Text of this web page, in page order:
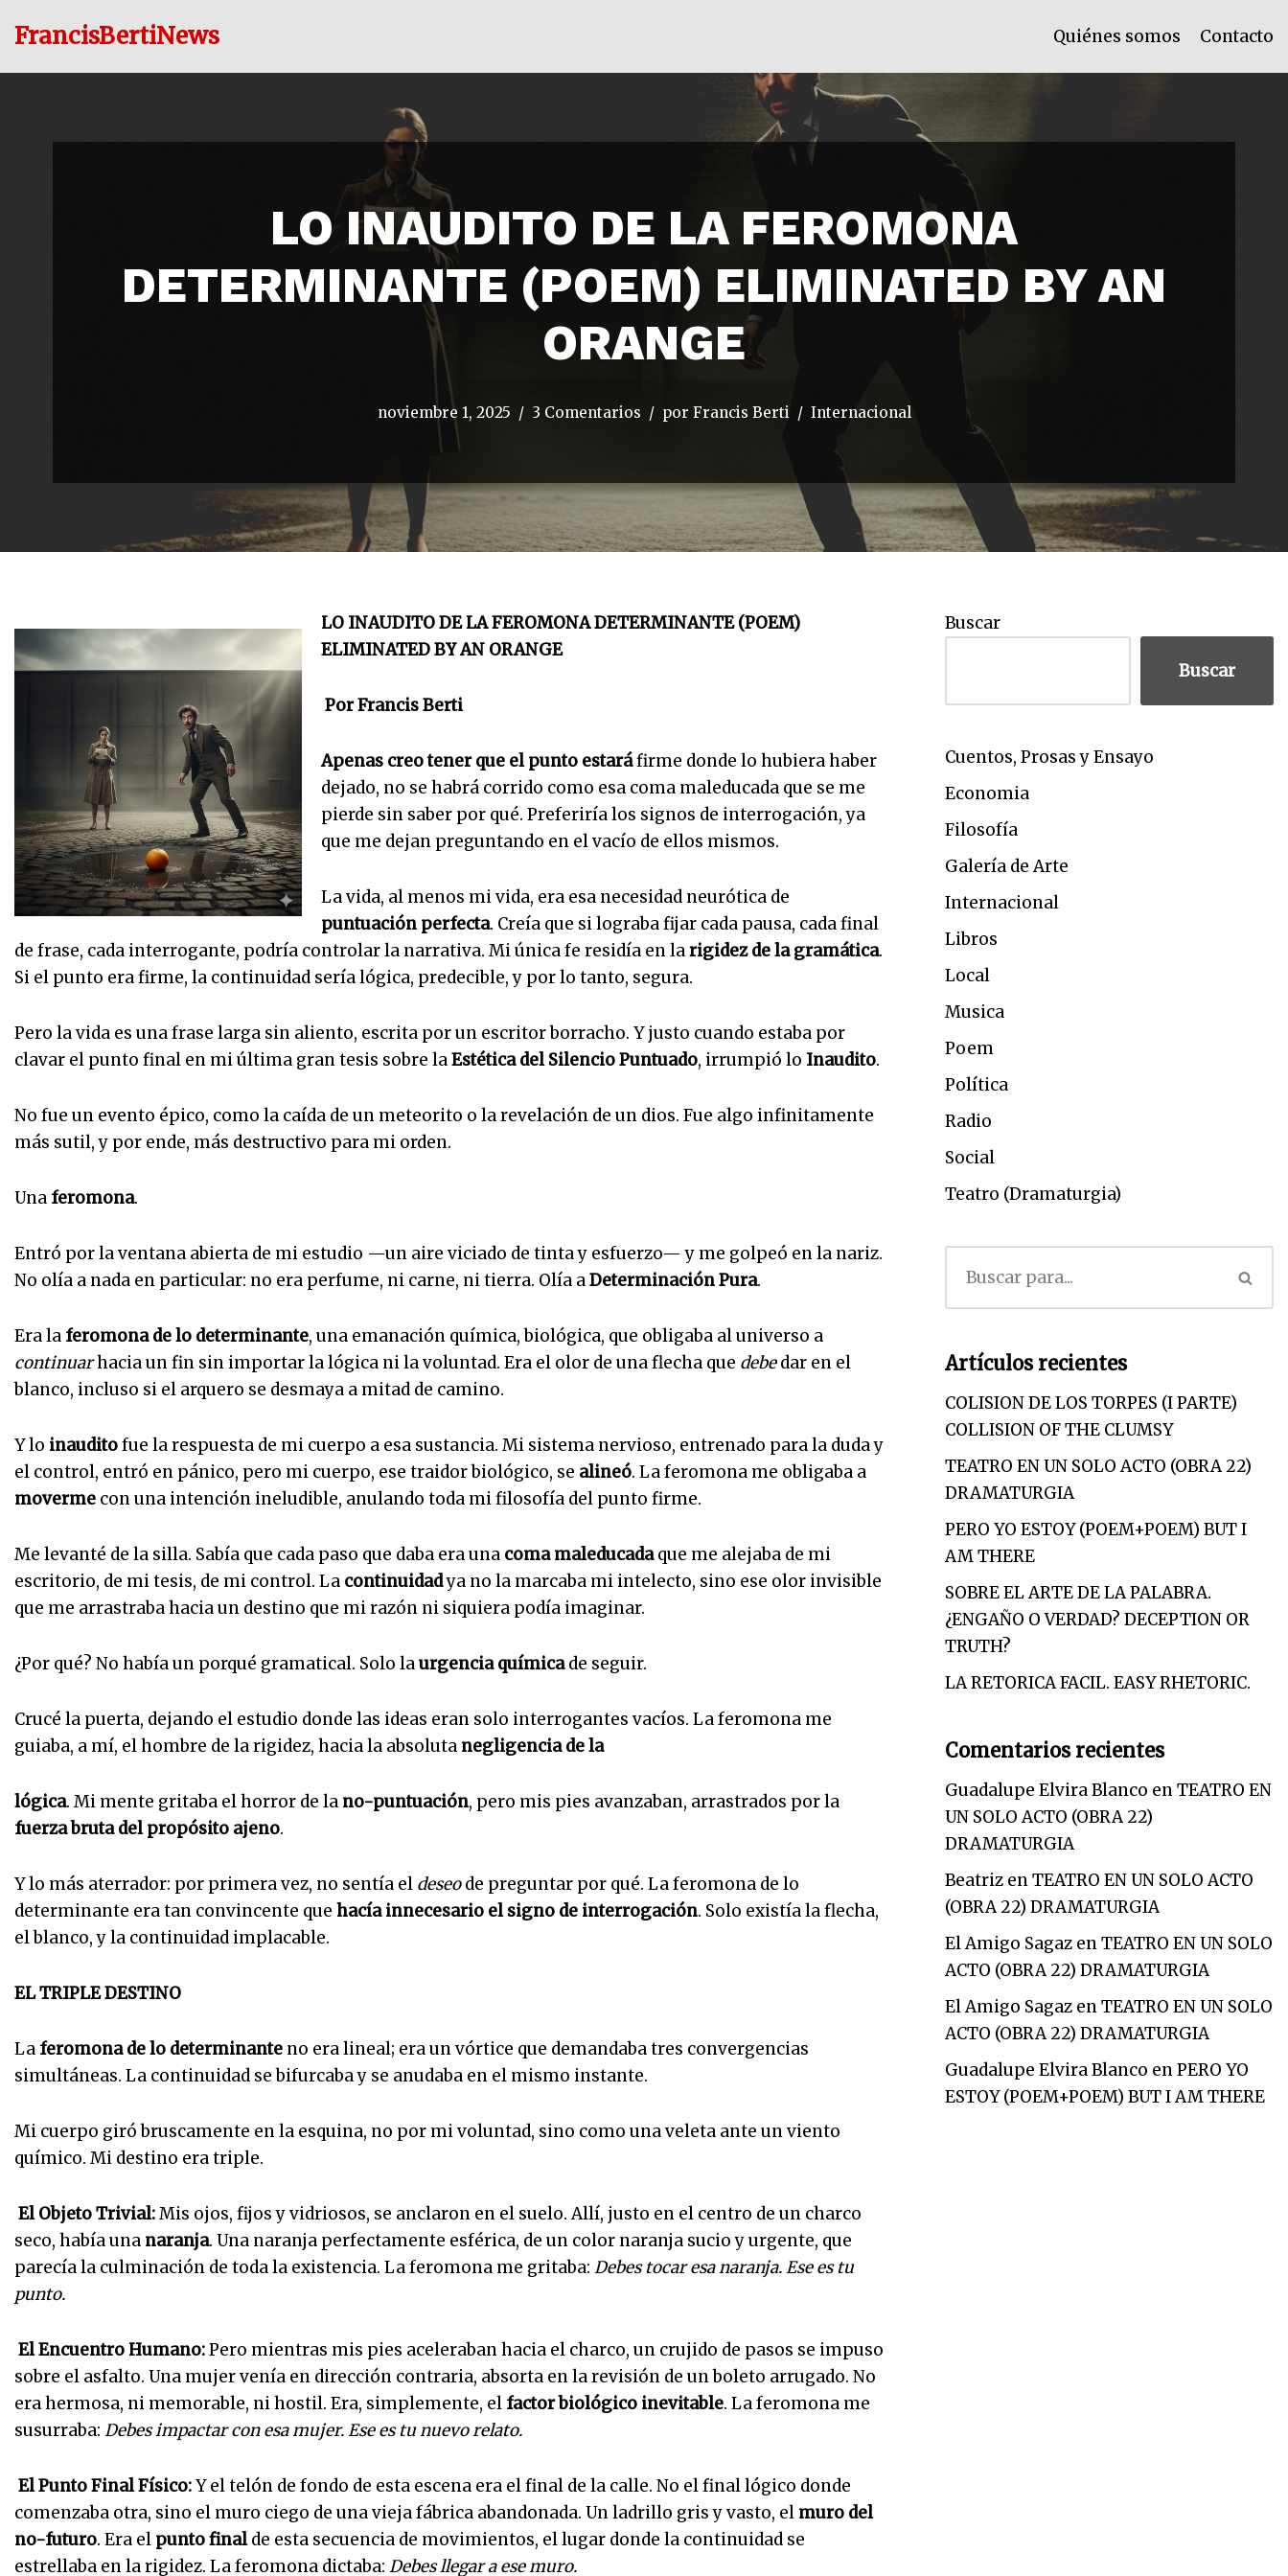
FrancisBertiNews Quiénes somos Contacto
LO INAUDITO DE LA FEROMONA
DETERMINANTE (POEM) ELIMINATED BY AN
ORANGE
noviembre 1, 2025 3 Comentarios por Francis Berti Internacional
LO INAUDITO DE LA FEROMONA DETERMINANTE (POEM)
ELIMINATED BY AN ORANGE
Por Francis Berti
Apenas creo tener que el punto estaráfirme donde lo hubiera haber
dejado, no se habrá corrido como esa coma maleducada que se me
pierde sin saber por qué. Preferiría los signos de interrogación, ya
que me dejan preguntando en el vacío de ellos mismos.
La vida, al menos mi vida, era esa necesidad neurótica de
puntuación perfecta. Creía que si lograba fijar cada pausa, cada final
de frase, cada interrogante, podría controlar la narrativa. Mi única fe residía en larigidez de la gramática.
Si el punto era firme, la continuidad sería lógica, predecible, y por lo tanto, segura.
Pero la vida es una frase larga sin aliento, escrita por un escritor borracho. Y justo cuando estaba por
clavar el punto final en mi última gran tesis sobre laEstética del Silencio Puntuado, irrumpió lo Inaudito.
No fue un evento épico, como la caída de un meteorito o la revelación de un dios. Fue algo infinitamente
más sutil, y por ende, más destructivo para mi orden.
Una feromona.
Entró por la ventana abierta de mi estudio —un aire viciado de tinta y esfuerzo— y me golpeó en la nariz.
No olía a nada en particular: no era perfume, ni carne, ni tierra. Olía aDeterminación Pura.
Era la feromona de lo determinante, una emanación química, biológica, que obligaba al universo a
continuarhacia un fin sin importar la lógica ni la voluntad. Era el olor de una flecha que debedar en el
blanco, incluso si el arquero se desmaya a mitad de camino.
Y lo inauditofue la respuesta de mi cuerpo a esa sustancia. Mi sistema nervioso, entrenado para la duda y
el control, entró en pánico, pero mi cuerpo, ese traidor biológico, se alineó. La feromona me obligaba a
moverme con una intención ineludible, anulando toda mi filosofía del punto firme.
Me levanté de la silla. Sabía que cada paso que daba era una coma maleducadaque me alejaba de mi
escritorio, de mi tesis, de mi control. La continuidadya no la marcaba mi intelecto, sino ese olor invisible
que me arrastraba hacia un destino que mi razón ni siquiera podía imaginar.
¿Por qué? No había un porqué gramatical. Solo laurgencia químicade seguir.
Crucé la puerta, dejando el estudio donde las ideas eran solo interrogantes vacíos. La feromona me
guiaba, a mí, el hombre de la rigidez, hacia la absoluta negligencia de la
lógica. Mi mente gritaba el horror de la no-puntuación, pero mis pies avanzaban, arrastrados por la
fuerza bruta del propósito ajeno.
Y lo más aterrador: por primera vez, no sentía el deseode preguntar por qué. La feromona de lo
determinante era tan convincente que hacía innecesario el signo de interrogación. Solo existía la flecha,
el blanco, y la continuidad implacable.
EL TRIPLE DESTINO
La feromona de lo determinante no era lineal; era un vórtice que demandaba tres convergencias
simultáneas. La continuidad se bifurcaba y se anudaba en el mismo instante.
Mi cuerpo giró bruscamente en la esquina, no por mi voluntad, sino como una veleta ante un viento
químico. Mi destino era triple.
El Objeto Trivial:Mis ojos, fijos y vidriosos, se anclaron en el suelo. Allí, justo en el centro de un charco
seco, había una naranja. Una naranja perfectamente esférica, de un color naranja sucio y urgente, que
parecía la culminación de toda la existencia. La feromona me gritaba: Debes tocar esa naranja. Ese es tu
punto.
El Encuentro Humano:Pero mientras mis pies aceleraban hacia el charco, un crujido de pasos se impuso
sobre el asfalto. Una mujer venía en dirección contraria, absorta en la revisión de un boleto arrugado. No
era hermosa, ni memorable, ni hostil. Era, simplemente, el factor biológico inevitable. La feromona me
susurraba: Debes impactar con esa mujer. Ese es tu nuevo relato.
El Punto Final Físico:Y el telón de fondo de esta escena era el final de la calle. No el final lógico donde
comenzaba otra, sino el muro ciego de una vieja fábrica abandonada. Un ladrillo gris y vasto, el muro del
no-futuro. Era el punto finalde esta secuencia de movimientos, el lugar donde la continuidad se
estrellaba en la rigidez. La feromona dictaba: Debes llegar a ese muro.
Buscar
Buscar
Cuentos, Prosas y Ensayo
Economia
Filosofía
Galería de Arte
Internacional
Libros
Local
Musica
Poem
Política
Radio
Social
Teatro (Dramaturgia)
Artículos recientes
COLISION DE LOS TORPES (I PARTE)
COLLISION OF THE CLUMSY
TEATRO EN UN SOLO ACTO (OBRA 22)
DRAMATURGIA
PERO YO ESTOY (POEM+POEM) BUT I
AM THERE
SOBRE EL ARTE DE LA PALABRA.
¿ENGAÑO O VERDAD? DECEPTION OR
TRUTH?
LA RETORICA FACIL. EASY RHETORIC.
Comentarios recientes
Guadalupe Elvira Blanco enTEATRO EN
UN SOLO ACTO (OBRA 22)
DRAMATURGIA
BeatrizenTEATRO EN UN SOLO ACTO
(OBRA 22) DRAMATURGIA
El Amigo SagazenTEATRO EN UN SOLO
ACTO (OBRA 22) DRAMATURGIA
El Amigo SagazenTEATRO EN UN SOLO
ACTO (OBRA 22) DRAMATURGIA
Guadalupe Elvira Blanco enPERO YO
ESTOY (POEM+POEM) BUT I AM THERE